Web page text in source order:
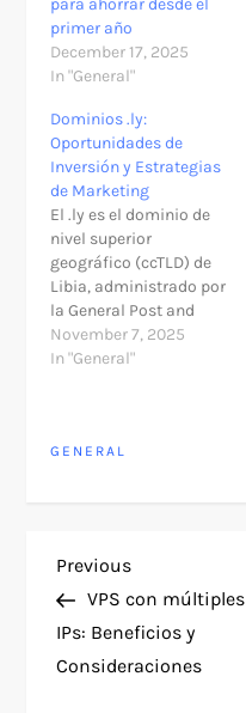
primer año
December 17, 2025
In "General"
Dominios .ly:
Oportunidades de
Inversión y Estrategias
de Marketing
El .ly es el dominio de
nivel superior
geográfico (ccTLD) de
Libia, administrado por
la General Post and
Telecommunication
Company (GPTC).
la mayoría de los
embargo, los…
November 7, 2025
In "General"
GENERAL
P
o
s
Previous
Post
Previous
VPS con múltiples
IPs: Beneficios y
Consideraciones